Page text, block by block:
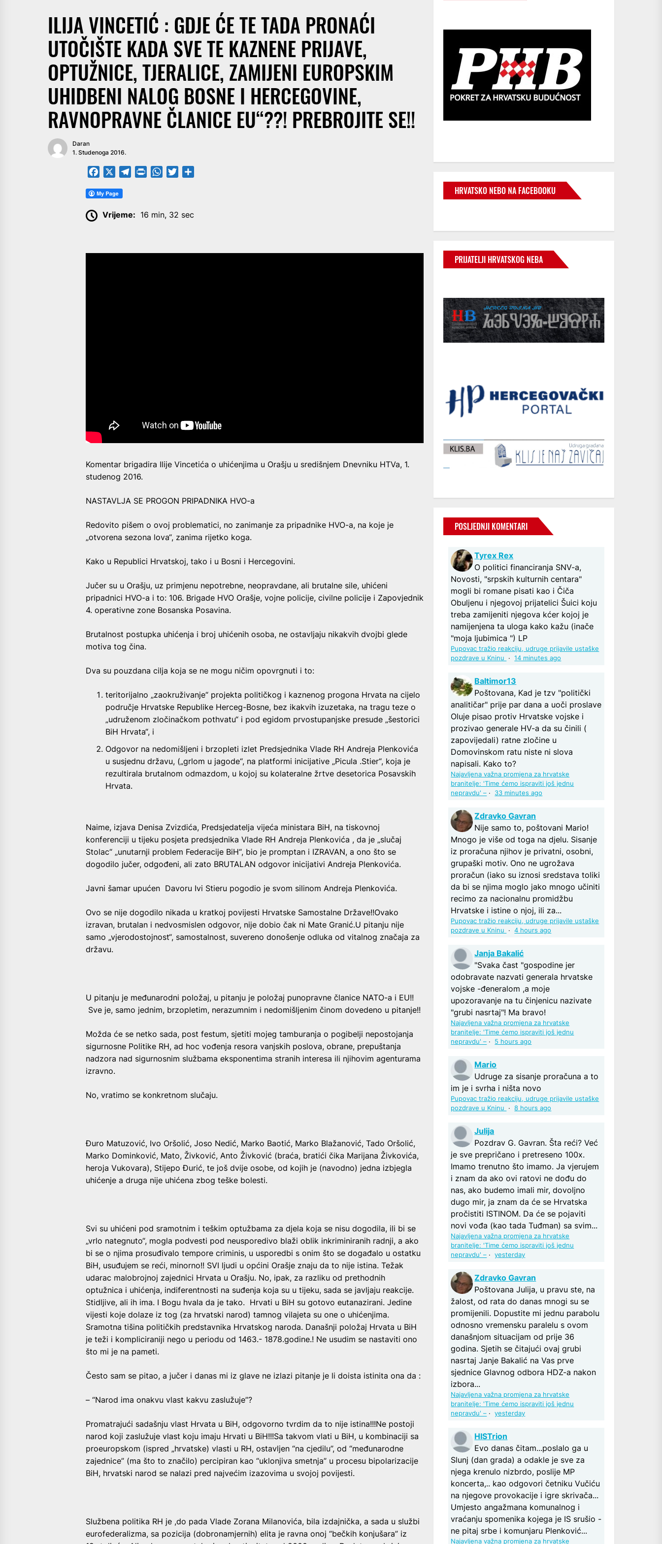
ILIJA VINCETIĆ : GDJE ĆE TE TADA PRONAĆI
UTOČIŠTE KADA SVE TE KAZNENE PRIJAVE,
OPTUŽNICE, TJERALICE, ZAMIJENI EUROPSKIM
UHIDBENI NALOG BOSNE I HERCEGOVINE,
RAVNOPRAVNE ČLANICE EU“??! PREBROJITE SE!!
Daran
1. Studenoga 2016.
FacebookTelegramPrintFriendly
WhatsApp
Twitter
Vrijeme: 16 min, 32 sec
Komentar brigadira Ilije Vincetića o uhićenjima u Orašju u središnjem Dnevniku HTVa, 1.
studenog 2016.
NASTAVLJA SE PROGON PRIPADNIKA HVO-a
Redovito pišem o ovoj problematici, no zanimanje za pripadnike HVO-a, na koje je
„otvorena sezona lova“, zanima rijetko koga.
Kako u Republici Hrvatskoj, tako i u Bosni i Hercegovini.
Jučer su u Orašju, uz primjenu nepotrebne, neopravdane, ali brutalne sile, uhićeni
pripadnici HVO-a i to: 106. Brigade HVO Orašje, vojne policije, civilne policije i Zapovjednik
4. operativne zone Bosanska Posavina.
Brutalnost postupka uhićenja i broj uhićenih osoba, ne ostavljaju nikakvih dvojbi glede
motiva tog čina.
Dva su pouzdana cilja koja se ne mogu ničim opovrgnuti i to:
teritorijalno „zaokruživanje“ projekta političkog i kaznenog progona Hrvata na cijelo
područje Hrvatske Republike Herceg-Bosne, bez ikakvih izuzetaka, na tragu teze o
„udruženom zločinačkom pothvatu“ i pod egidom prvostupanjske presude „šestorici
BiH Hrvata“, i
Odgovor na nedomišljeni i brzopleti izlet Predsjednika Vlade RH Andreja Plenkovića
u susjednu državu, („grlom u jagode“, na platformi inicijative „Picula .Stier“, koja je
rezultirala brutalnom odmazdom, u kojoj su kolateralne žrtve desetorica Posavskih
Hrvata.
Naime, izjava Denisa Zvizdića, Predsjedatelja vijeća ministara BiH, na tiskovnoj
konferenciji u tijeku posjeta predsjednika Vlade RH Andreja Plenkovića , da je „slučaj
Stolac“ „unutarnji problem Federacije BiH“, bio je promptan i IZRAVAN, a ono što se
dogodilo jučer, odgođeni, ali zato BRUTALAN odgovor inicijativi Andreja Plenkovića.
Javni šamar upućen Davoru Ivi Stieru pogodio je svom silinom Andreja Plenkovića.
Ovo se nije dogodilo nikada u kratkoj povijesti Hrvatske Samostalne Države!!Ovako
izravan, brutalan i nedvosmislen odgovor, nije dobio čak ni Mate Granić.U pitanju nije
samo „vjerodostojnost“, samostalnost, suvereno donošenje odluka od vitalnog značaja za
državu.
U pitanju je međunarodni položaj, u pitanju je položaj punopravne članice NATO-a i EU!!
Sve je, samo jednim, brzopletim, nerazumnim i nedomišljenim činom dovedeno u pitanje!!
Možda će se netko sada, post festum, sjetiti mojeg tamburanja o pogibelji nepostojanja
sigurnosne Politike RH, ad hoc vođenja resora vanjskih poslova, obrane, prepuštanja
nadzora nad sigurnosnim službama eksponentima stranih interesa ili njihovim agenturama
izravno.
No, vratimo se konkretnom slučaju.
Đuro Matuzović, Ivo Oršolić, Joso Nedić, Marko Baotić, Marko Blažanović, Tado Oršolić,
Marko Dominković, Mato, Živković, Anto Živković (braća, bratići čika Marijana Živkovića,
heroja Vukovara), Stijepo Đurić, te još dvije osobe, od kojih je (navodno) jedna izbjegla
uhićenje a druga nije uhićena zbog teške bolesti.
Svi su uhićeni pod sramotnim i teškim optužbama za djela koja se nisu dogodila, ili bi se
„vrlo nategnuto“, mogla podvesti pod neusporedivo blaži oblik inkriminiranih radnji, a ako
bi se o njima prosuđivalo tempore criminis, u usporedbi s onim što se događalo u ostatku
BiH, usuđujem se reći, minorno!! SVI ljudi u općini Orašje znaju da to nije istina. Težak
udarac malobrojnoj zajednici Hrvata u Orašju. No, ipak, za razliku od prethodnih
optužnica i uhićenja, indiferentnosti na suđenja koja su u tijeku, sada se javljaju reakcije.
Stidljive, ali ih ima. I Bogu hvala da je tako. Hrvati u BiH su gotovo eutanazirani. Jedine
vijesti koje dolaze iz tog (za hrvatski narod) tamnog vilajeta su one o uhićenjima.
Sramotna tišina političkih predstavnika Hrvatskog naroda. Današnji položaj Hrvata u BiH
je teži i kompliciraniji nego u periodu od 1463.- 1878.godine.! Ne usudim se nastaviti ono
što mi je na pameti.
Često sam se pitao, a jučer i danas mi iz glave ne izlazi pitanje je li doista istinita ona da :
– “Narod ima onakvu vlast kakvu zaslužuje”?
Promatrajući sadašnju vlast Hrvata u BiH, odgovorno tvrdim da to nije istina!!!Ne postoji
narod koji zaslužuje vlast koju imaju Hrvati u BiH!!!Sa takvom vlati u BiH, u kombinaciji sa
proeuropskom (ispred „hrvatske) vlasti u RH, ostavljen “na cjedilu”, od “međunarodne
zajednice” (ma što to značilo) percipiran kao “uklonjiva smetnja” u procesu bipolarizacije
BiH, hrvatski narod se nalazi pred najvećim izazovima u svojoj povijesti.
Službena politika RH je ,do pada Vlade Zorana Milanovića, bila izdajnička, a sada u službi
eurofederalizma, sa pozicija (dobronamjernih) elita je ravna onoj “bečkih konjušara” iz
HRVATSKO NEBO NA FACEBOOKU
PRIJATELJI HRVATSKOG NEBA
POSLJEDNJI KOMENTARI
Tyrex Rex
O politici financiranja SNV-a,
Novosti, "srpskih kulturnih centara"
mogli bi romane pisati kao i Čiča
Obuljenu i njegovoj prijatelici Šuici koju
treba zamijeniti njegova kćer kojoj je
namijenjena ta uloga kako kažu (inače
"moja ljubimica ") LP
Pupovac tražio reakciju, udruge prijavile ustaške
pozdrave u Kninu
·14 minutes ago
Baltimor13
Poštovana, Kad je tzv "politički
analitičar" prije par dana a uoči proslave
Oluje pisao protiv Hrvatske vojske i
prozivao generale HV-a da su činili (
zapovijedali) ratne zločine u
Domovinskom ratu niste ni slova
napisali. Kako to?
Najavljena važna promjena za hrvatske
branitelje: 'Time ćemo ispraviti još jednu
nepravdu' – · 33 minutes ago
Zdravko Gavran
Nije samo to, poštovani Mario!
Mnogo je više od toga na djelu. Sisanje
iz proračuna njihov je privatni, osobni,
grupaški motiv. Ono ne ugrožava
proračun (iako su iznosi sredstava toliki
da bi se njima moglo jako mnogo učiniti
recimo za nacionalnu promidžbu
Hrvatske i istine o njoj, ili za...
Pupovac tražio reakciju, udruge prijavile ustaške
pozdrave u Kninu
·4 hours ago
Janja Bakalić
"Svaka čast "gospodine jer
odobravate nazvati generala hrvatske
vojske -đeneralom ,a moje
upozoravanje na tu činjenicu nazivate
"grubi nasrtaj"! Ma bravo!
Najavljena važna promjena za hrvatske
branitelje: 'Time ćemo ispraviti još jednu
nepravdu' – · 5 hours ago
Mario
Udruge za sisanje proračuna a to
im je i svrha i ništa novo
Pupovac tražio reakciju, udruge prijavile ustaške
pozdrave u Kninu
·8 hours ago
Julija
Pozdrav G. Gavran. Šta reći? Već
je sve prepričano i pretreseno 100x.
Imamo trenutno što imamo. Ja vjerujem
i znam da ako ovi ratovi ne dođu do
nas, ako budemo imali mir, dovoljno
dugo mir, ja znam da će se Hrvatska
pročistiti ISTINOM. Da će se pojaviti
novi vođa (kao tada Tuđman) sa svim...
Najavljena važna promjena za hrvatske
branitelje: 'Time ćemo ispraviti još jednu
nepravdu' – ·yesterday
Zdravko Gavran
Poštovana Julija, u pravu ste, na
žalost, od rata do danas mnogi su se
promijenili. Dopustite mi jednu parabolu
odnosno vremensku paralelu s ovom
današnjom situacijam od prije 36
godina. Sjetih se čitajući ovaj grubi
nasrtaj Janje Bakalić na Vas prve
sjednice Glavnog odbora HDZ-a nakon
izbora...
Najavljena važna promjena za hrvatske
branitelje: 'Time ćemo ispraviti još jednu
nepravdu' – ·yesterday
HISTrion
Evo danas čitam...poslalo ga u
Slunj (dan grada) a odakle je sve za
njega krenulo nizbrdo, poslije MP
koncerta,.. kao odgovori četniku Vučiću
na njegove provokacije i igre skrivača...
Umjesto angažmana komunalnog i
vraćanju spomenika kojega je IS srušio -
ne pitaj srbe i komunjaru Plenković...
Najavljena važna promjena za hrvatske